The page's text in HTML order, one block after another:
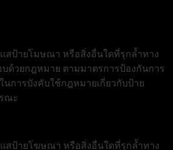
เสป้ายโมษณา หรือสิ่งอื่นใดที่รุกล้ำทาง
ด้วยกฎหมาย ตามมาตรการป้องกันการ
นการบังคับใช้กฎหมายเกี่ยวกับป้าย
ณะ
แสป้ายโฆษณา หรือสิ่งอื่นใดที่รุกล้ำทาง